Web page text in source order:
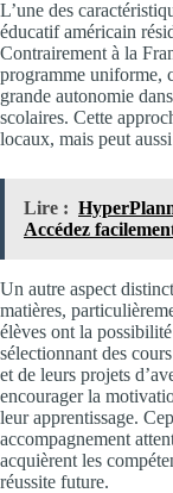
L’une des
éducatif américain
Contrairement à la
programme uniforme,
grande autonomie
scolaires. Cette
locaux, mais peut
Lire :
Accédez
Un autre aspect
matières,
élèves ont la
sélectionnant des
et de leurs projets
encourager la
leur apprentissage.
accompagnement
acquièrent les
réussite future.